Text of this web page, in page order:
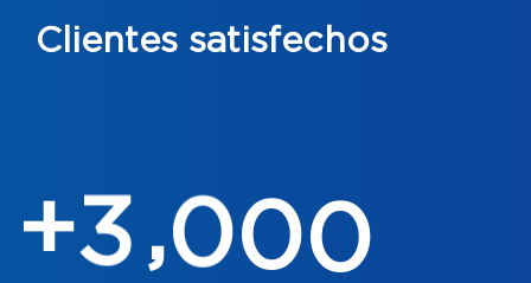
Clientes satisfechos
+3 ,000